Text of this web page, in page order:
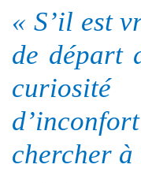
« S’il est
de départ
chercher